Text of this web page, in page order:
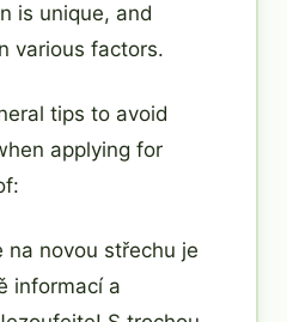
is unique, and
various factors.
tips to avoid
applying for
na novou střechu je
informací a